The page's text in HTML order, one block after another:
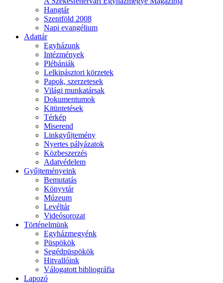
Hangtár
Szentföld 2008
Napi evangélium
Adattár
Egyházunk
Intézmények
Plébániák
Lelkipásztori körzetek
Papok, szerzetesek
Világi munkatársak
Dokumentumok
Kitüntetések
Térkép
Miserend
Linkgyűjtemény
Nyertes pályázatok
Közbeszerzés
Adatvédelem
Gyűjteményeink
Bemutatás
Könyvtár
Múzeum
Levéltár
Videósorozat
Történelmünk
Egyházmegyénk
Püspökök
Segédpüspökök
Hitvallóink
Válogatott bibliográfia
Lapozó